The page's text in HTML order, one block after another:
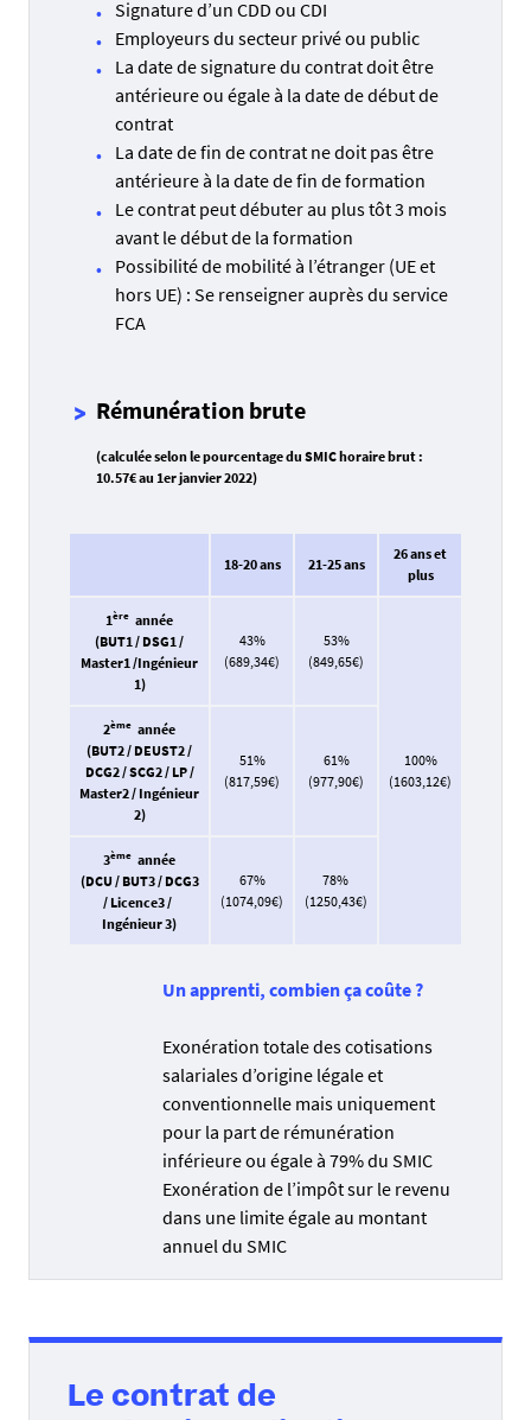
Signature d’un CDD ou CDI
Employeurs du secteur privé ou public
La date de signature du contrat doit être
antérieure ou égale à la date de début de
contrat
La date de fin de contrat ne doit pas être
antérieure à la date de fin de formation
Le contrat peut débuter au plus tôt 3 mois
avant le début de la formation
Possibilité de mobilité à l’étranger (UE et
hors UE) : Se renseigner auprès du service
FCA
Rémunération brute
(calculée selon le pourcentage du SMIC horaire brut :
10.57€ au 1er janvier 2022)
18-20 ans 21-25 ans
26 ans et
plus
1ère année
(BUT1 / DSG1 /
Master1 /Ingénieur
1)
43%
(689,34€)
53%
(849,65€)
100%
(1603,12€)
2ème année
(BUT2 / DEUST2 /
DCG2 / SCG2 / LP /
Master2 / Ingénieur
2)
51%
(817,59€)
61%
(977,90€)
3ème année
(DCU / BUT3 / DCG3
/ Licence3 /
Ingénieur 3)
67%
(1074,09€)
78%
(1250,43€)
Un apprenti, combien ça coûte ?
Exonération totale des cotisations
salariales d’origine légale et
conventionnelle mais uniquement
pour la part de rémunération
inférieure ou égale à 79% du SMIC
Exonération de l’impôt sur le revenu
dans une limite égale au montant
annuel du SMIC
Le contrat de